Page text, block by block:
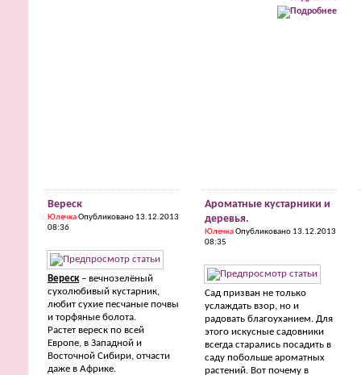
Вереск
ЮлечкаОпубликовано 13.12.2013
08:36
Вереск – вечнозелёный
сухолюбивый кустарник,
любит сухие песчаные почвы
и торфяные болота.
Растет вереск по всей
Европе, в Западной и
Восточной Сибири, отчасти
даже в Африке.
Ароматные кустарники и
деревья.
ЮлечкаОпубликовано 13.12.2013
08:35
Сад призван не только
услаждать взор, но и
радовать благоуханием. Для
этого искусные садовники
всегда старались посадить в
саду побольше ароматных
растений. Вот почему в